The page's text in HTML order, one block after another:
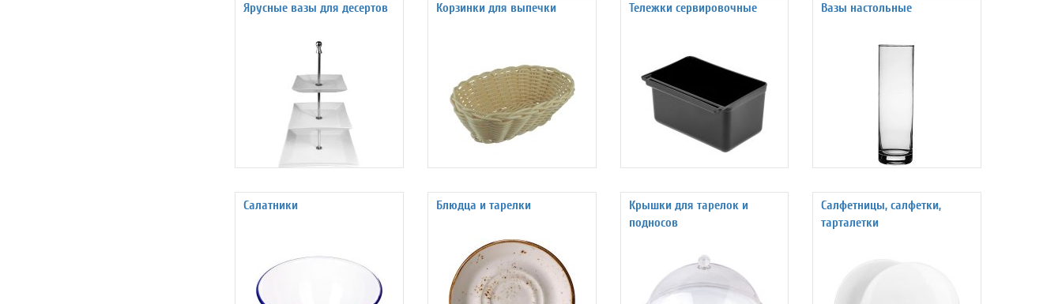
Ярусные вазы для десертов Корзинки для выпечки Тележки сервировочные Вазы настольные
Салатники Блюдца и тарелки
Крышки для тарелок и
подносов
Салфетницы, салфетки,
тарталетки